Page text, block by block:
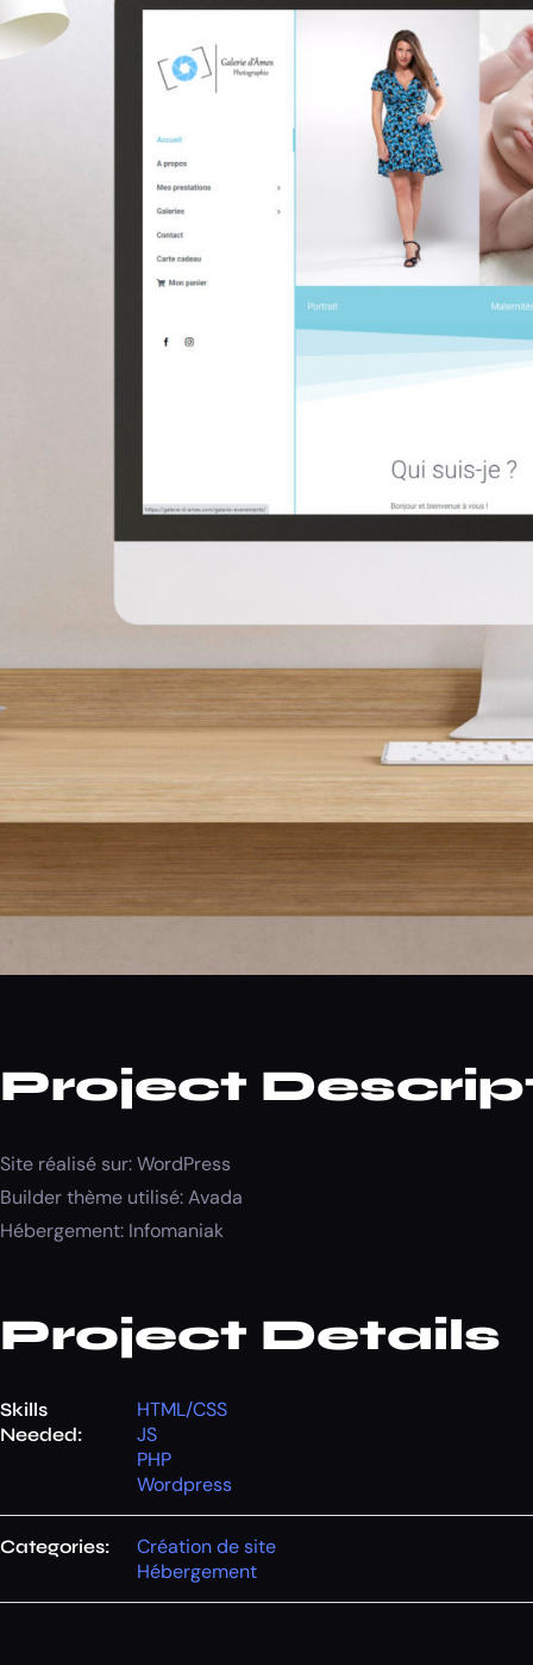
Project
Site réalisé sur: WordPress
Builder thème utilisé: Avada
Hébergement: Infomaniak
Project Details
Skills
Needed:
HTML/CSS
JS
PHP
Wordpress
Categories:
Création de site
Hébergement